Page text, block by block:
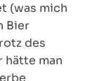
(was mich
Bier
des
hätte man